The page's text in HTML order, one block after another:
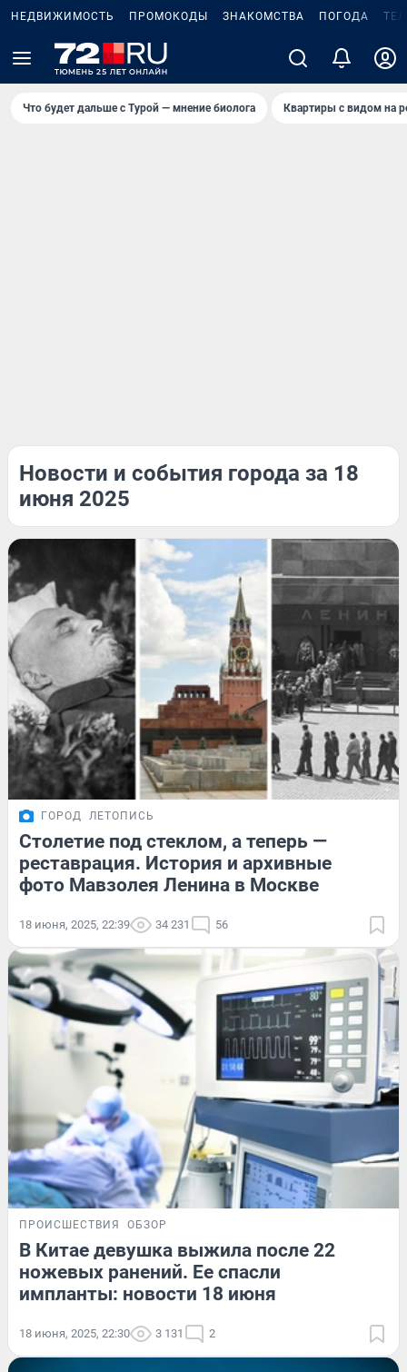
НЕДВИЖИМОСТЬ ПРОМОКОДЫ ЗНАКОМСТВА ПОГОДА
Что будет дальше с Турой — мнение биолога Квартиры с видом на
Новости и события города за 18
июня 2025
ГОРОД ЛЕТОПИСЬ
Столетие под стеклом, а теперь —
реставрация. История и архивные
фото Мавзолея Ленина в Москве
18 июня, 2025, 22:39 34 231 56
ПРОИСШЕСТВИЯ ОБЗОР
В Китае девушка выжила после 22
ножевых ранений. Ее спасли
импланты: новости 18 июня
18 июня, 2025, 22:30 3 131 2